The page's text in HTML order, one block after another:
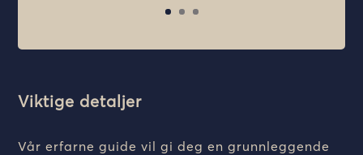
Viktige detaljer
Vår erfarne guide vil gi deg en grunnleggende